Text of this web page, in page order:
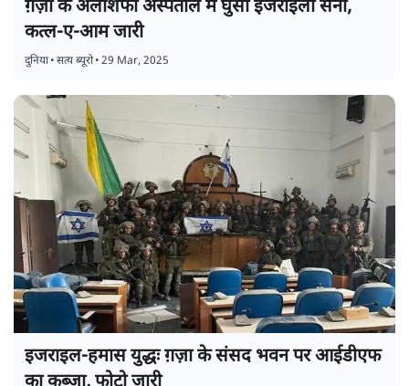
ग़ज़ा के अलशिफा अस्पताल में घुसी इजराइली सेना,
कत्ल-ए-आम जारी
दुनिया•सत्य ब्यूरो•